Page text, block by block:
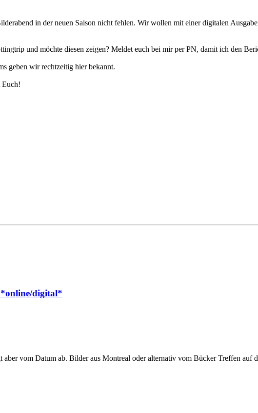
in der neuen Saison nicht fehlen. Wir wollen mit einer digitalen
und möchte diesen zeigen? Meldet euch bei mir per PN, damit ich den
geben wir rechtzeitig hier bekannt.
Euch!
digital*
vom Datum ab. Bilder aus Montreal oder alternativ vom Bücker Treffen auf